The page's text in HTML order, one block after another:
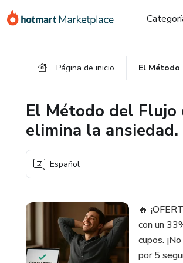
Página de inicio
El Método del
elimina la ansiedad.
Español
🔥
con un
cupos.
por 5